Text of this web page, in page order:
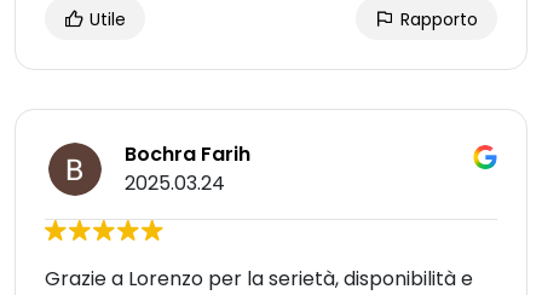
Utile Rapporto
Bochra Farih
2025.03.24
Grazie a Lorenzo per la serietà, disponibilità e